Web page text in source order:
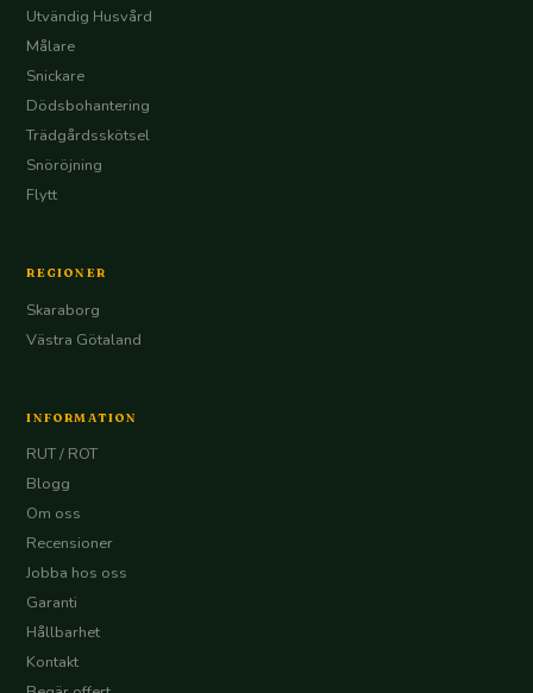
Utvändig Husvård
Målare
Snickare
Dödsbohantering
Trädgårdsskötsel
Snöröjning
Flytt
REGIONER
Skaraborg
Västra Götaland
INFORMATION
RUT / ROT
Blogg
Om oss
Recensioner
Jobba hos oss
Garanti
Hållbarhet
Kontakt